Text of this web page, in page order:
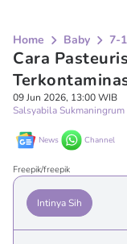
Home Baby 7-
Cara
09 Jun 2026, 13:00 WIB
Salsyabila Sukmaningrum
News Channel
Freepik/freepik
Intinya Sih